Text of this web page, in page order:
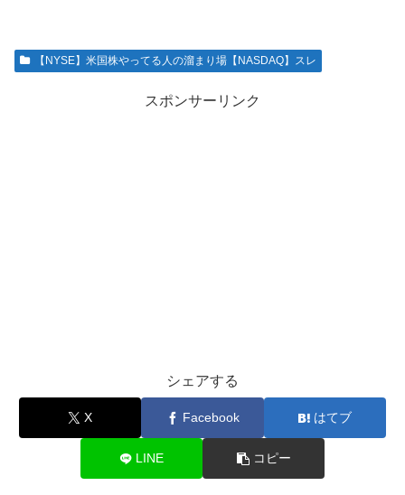
【NYSE】米国株やってる人の溜まり場【NASDAQ】スレ
スポンサーリンク
シェアする
X Facebook はてブ
LINE コピー